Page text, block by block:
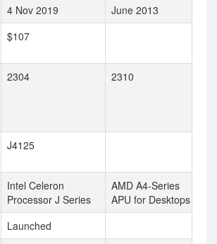
4 Nov 2019
June 2013
$107
2304 2310
J4125
Intel Celeron
Processor J Series
AMD A4-Series
APU for Desktops
Launched